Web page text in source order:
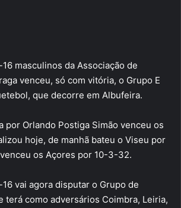
masculinos da Associação de
venceu, só com vitória, o Grupo E
que decorre em Albufeira.
por Orlando Postiga Simão venceu os
hoje, de manhã bateu o Viseu por
os Açores por 10-3-32.
vai agora disputar o Grupo de
terá como adversários Coimbra, Leiria,